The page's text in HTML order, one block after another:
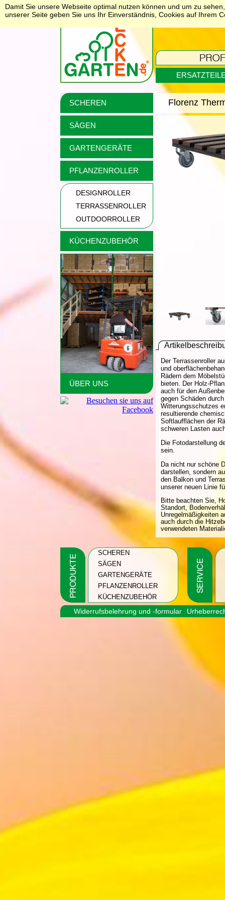
Damit Sie unsere Webseite optimal nutzen können und um zu
unserer Seite geben Sie uns Ihr Einverständnis, Cookies auf Ihrem
SCHEREN
SÄGEN
GARTENGERÄTE
PFLANZENROLLER
DESIGNROLLER
TERRASSENROLLER
OUTDOORROLLER
KÜCHENZUBEHÖR
ÜBER UNS
Florenz
Der Terrassenroller
und
Rädern dem
bieten. Der Holz-
auch für den
gegen Schäden
Witterungsschutzes
resultierende
Softlaufflächen der
schweren Lasten
Die Fotodarstellung
sein.
Da nicht nur schöne
darstellen, sondern
den Balkon und
unserer neuen Linie
Bitte beachten Sie,
Standort,
Unregelmäßigkeiten
auch durch die
verwendeten
SCHEREN
SÄGEN
GARTENGERÄTE
PFLANZENROLLER
KÜCHENZUBEHÖR
Widerrufsbelehrung und -formular